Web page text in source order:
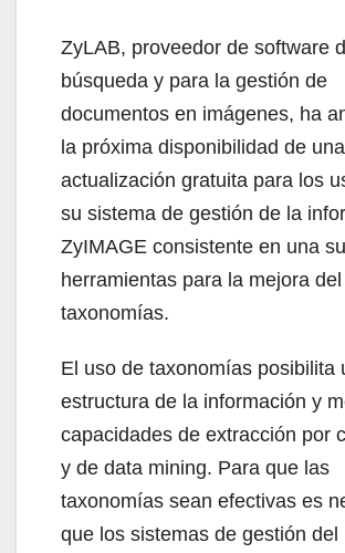
ZyLAB, proveedor de software
búsqueda y para la gestión de
documentos en imágenes, ha
la próxima disponibilidad de una
actualización gratuita para los
su sistema de gestión de la
ZyIMAGE consistente en una
herramientas para la mejora
taxonomías.
El uso de taxonomías posibilita
estructura de la información y
capacidades de extracción por
y de data mining. Para que las
taxonomías sean efectivas es
que los sistemas de gestión del